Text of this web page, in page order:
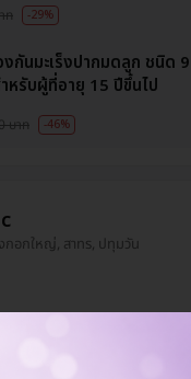
ท -29%
กันมะเร็งปากมดลูก ชนิด 9
หรับผู้ที่อายุ 15 ปีขึ้นไป
บาท -46%
กอกใหญ่, สาทร, ปทุมวัน
นมะเร็งปากมดลูก 9 สาย
ที่มีอายุ 9-45 ปี